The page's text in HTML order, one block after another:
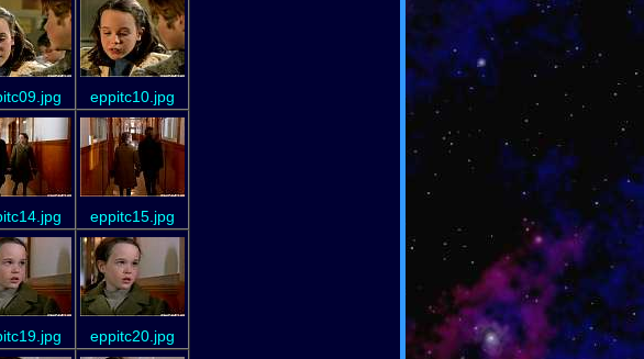
eppitc10.jpg
eppitc15.jpg
eppitc20.jpg